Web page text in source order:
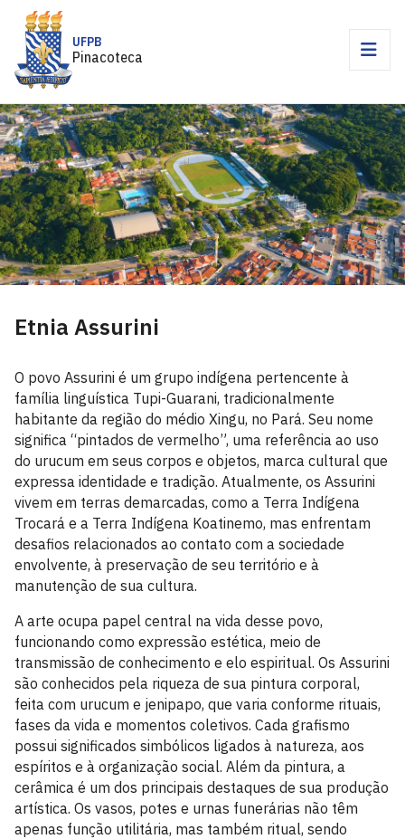
UFPB
Pinacoteca
Etnia Assurini
O povo Assurini é um grupo indígena pertencente à
família linguística Tupi-Guarani, tradicionalmente
habitante da região do médio Xingu, no Pará. Seu nome
significa “pintados de vermelho”, uma referência ao uso
do urucum em seus corpos e objetos, marca cultural que
expressa identidade e tradição. Atualmente, os Assurini
vivem em terras demarcadas, como a Terra Indígena
Trocará e a Terra Indígena Koatinemo, mas enfrentam
desafios relacionados ao contato com a sociedade
envolvente, à preservação de seu território e à
manutenção de sua cultura.
A arte ocupa papel central na vida desse povo,
funcionando como expressão estética, meio de
transmissão de conhecimento e elo espiritual. Os Assurini
são conhecidos pela riqueza de sua pintura corporal,
feita com urucum e jenipapo, que varia conforme rituais,
fases da vida e momentos coletivos. Cada grafismo
possui significados simbólicos ligados à natureza, aos
espíritos e à organização social. Além da pintura, a
cerâmica é um dos principais destaques de sua produção
artística. Os vasos, potes e urnas funerárias não têm
apenas função utilitária, mas também ritual, sendo